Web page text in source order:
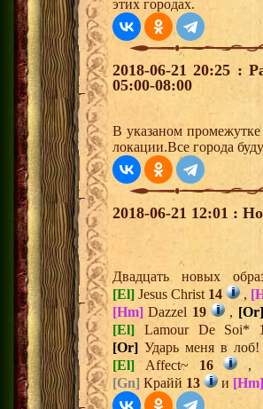
этих городах.
2018-06-21 20:25 :
05:00-08:00
В указаном промежутке
локации.Все города
2018-06-21 12:01 :
Двадцать новых
[El] Jesus Christ 14 ,
[Hm] Dazzel 19 , [Or]
[El] Lamour De Soi*
[Or] Ударь меня в лоб!
[El] Affect~ 16 ,
[Gn] Крайй 13 и [Hm]